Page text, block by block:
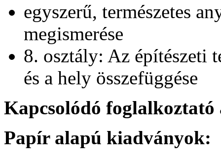
egyszerű, természetes
megismerése
8. osztály: Az építészeti
és a hely összefüggése
Kapcsolódó foglalkoztató
Papír alapú kiadványok: